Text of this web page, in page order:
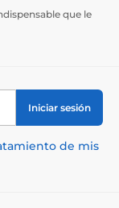
y el pelo
que le
Iniciar sesión
de mis